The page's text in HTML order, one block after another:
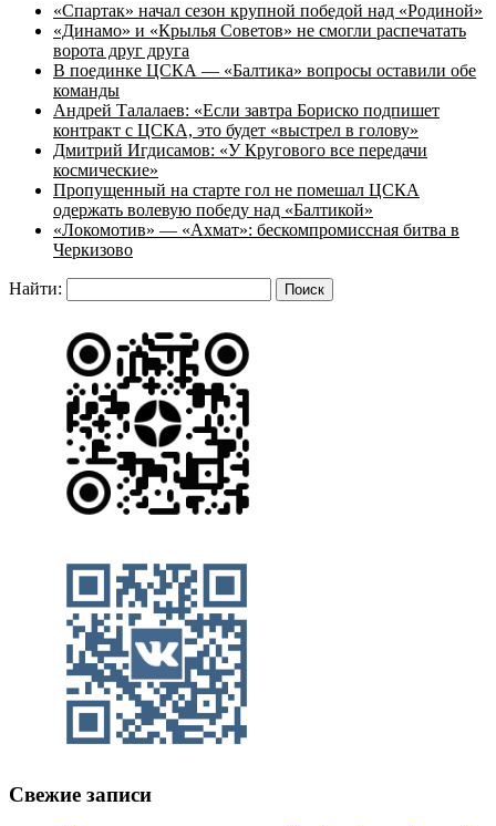
«Спартак» начал сезон крупной победой над «Родиной»
«Динамо» и «Крылья Советов» не смогли распечатать
ворота друг друга
В поединке ЦСКА — «Балтика» вопросы оставили обе
команды
Андрей Талалаев: «Если завтра Бориско подпишет
контракт с ЦСКА, это будет «выстрел в голову»
Дмитрий Игдисамов: «У Кругового все передачи
космические»
Пропущенный на старте гол не помешал ЦСКА
одержать волевую победу над «Балтикой»
«Локомотив» — «Ахмат»: бескомпромиссная битва в
Черкизово
Найти:
Свежие записи